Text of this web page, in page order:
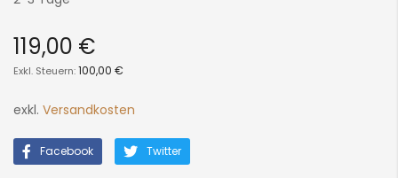
images
gallery
119,00 €
100,00 €
exkl. Versandkosten
Facebook Twitter